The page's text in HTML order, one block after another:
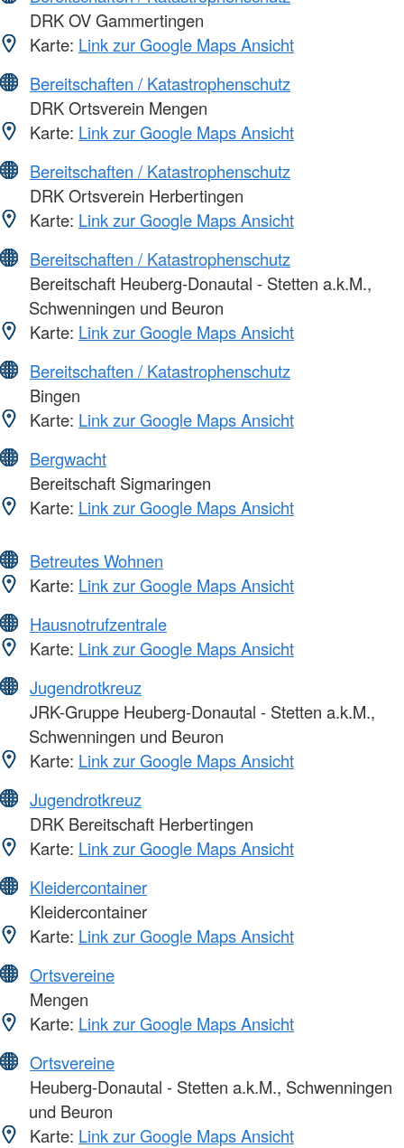
DRK OV Gammertingen
Karte: Link zur Google Maps Ansicht
Bereitschaften / Katastrophenschutz
DRK Ortsverein Mengen
Karte: Link zur Google Maps Ansicht
Bereitschaften / Katastrophenschutz
DRK Ortsverein Herbertingen
Karte: Link zur Google Maps Ansicht
Bereitschaften / Katastrophenschutz
Bereitschaft Heuberg-Donautal - Stetten a.k.M.,
Schwenningen und Beuron
Karte: Link zur Google Maps Ansicht
Bereitschaften / Katastrophenschutz
Bingen
Karte: Link zur Google Maps Ansicht
Bergwacht
Bereitschaft Sigmaringen
Karte: Link zur Google Maps Ansicht
Betreutes Wohnen
Karte: Link zur Google Maps Ansicht
Hausnotrufzentrale
Karte: Link zur Google Maps Ansicht
Jugendrotkreuz
JRK-Gruppe Heuberg-Donautal - Stetten a.k.M.,
Schwenningen und Beuron
Karte: Link zur Google Maps Ansicht
Jugendrotkreuz
DRK Bereitschaft Herbertingen
Karte: Link zur Google Maps Ansicht
Kleidercontainer
Kleidercontainer
Karte: Link zur Google Maps Ansicht
Ortsvereine
Mengen
Karte: Link zur Google Maps Ansicht
Ortsvereine
Heuberg-Donautal - Stetten a.k.M., Schwenningen
und Beuron
Karte: Link zur Google Maps Ansicht